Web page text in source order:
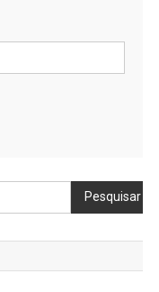
Pesquisar